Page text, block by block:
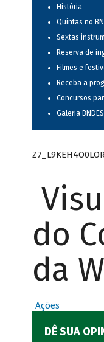
História
Quintas no
Sextas
Reserva de
Filmes e
Receba a
Concursos
Galeria BNDES
do
da
Ações
DÊ SUA